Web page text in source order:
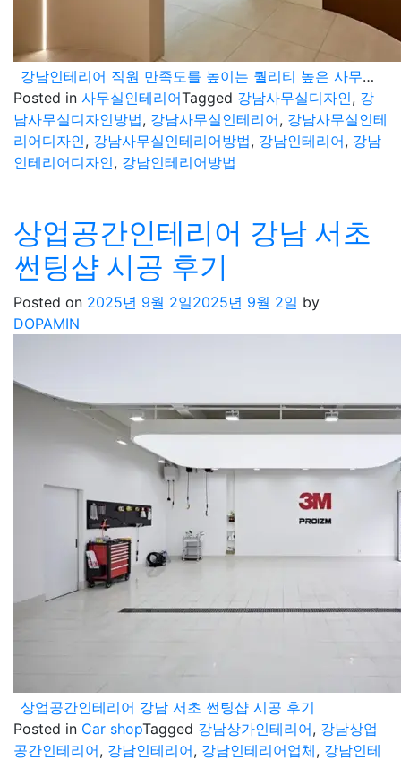
강남인테리어 직원 만족도를 높이는 퀄리티 높은 사무실 디자인 방법
Posted in 사무실인테리어Tagged 강남사무실디자인, 강
남사무실디자인방법, 강남사무실인테리어, 강남사무실인테
리어디자인, 강남사무실인테리어방법, 강남인테리어, 강남
인테리어디자인, 강남인테리어방법
상업공간인테리어 강남 서초
썬팅샵 시공 후기
Posted on 2025년 9월 2일2025년 9월 2일 by
DOPAMIN
상업공간인테리어 강남 서초 썬팅샵 시공 후기
Posted in Car shopTagged 강남상가인테리어, 강남상업
공간인테리어, 강남인테리어, 강남인테리어업체, 강남인테